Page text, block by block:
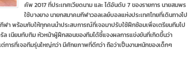
ทาง
กลับ
ถึง
ไทย
ได้
คัพ 2017 ที่ประเทศเวียดนาม และ ได้อันดับ 7 ของรายการ นายสมพร
ใช้บางยาง นายกสมาคมกีฬาวอลเลย์บอลแห่งประเทศไทยที่เดินทางไป
ฬา พร้อมกับให้ทุกคนนำประสบการณ์ที่เจอมาปรับใช้ฝึกซ้อมเพื่อเตรียมทีมไป
ล เนียมทับทิม หัวหน้าผู้ฝึกสอนของทีมได้ชี้แจงผลการแข่งขันที่เกิดขึ้นว่า
การที่เจอทีมรุ่นใหญ่กว่า มีศักยภาพที่ดีกว่า ถือว่าเป็นงานหนักของเด็กๆ